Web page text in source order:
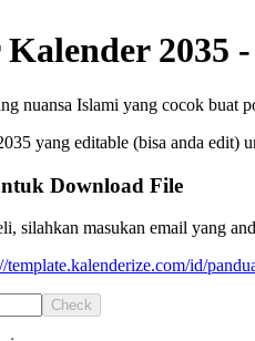
Kalender 2035 -
nuansa Islami yang cocok buat
yang editable (bisa anda edit)
Download File
silahkan masukan email yang
template.kalenderize.com/id/
Check